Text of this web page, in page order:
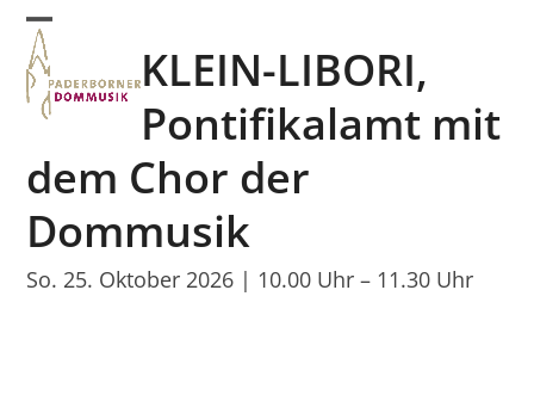
Skip
content
Open
mobile
menu
Close
mobile
menu
KLEIN-LIBORI,
Pontifikalamt mit
dem Chor der
Dommusik
So. 25. Oktober 2026 | 10.00 Uhr – 11.30 Uhr